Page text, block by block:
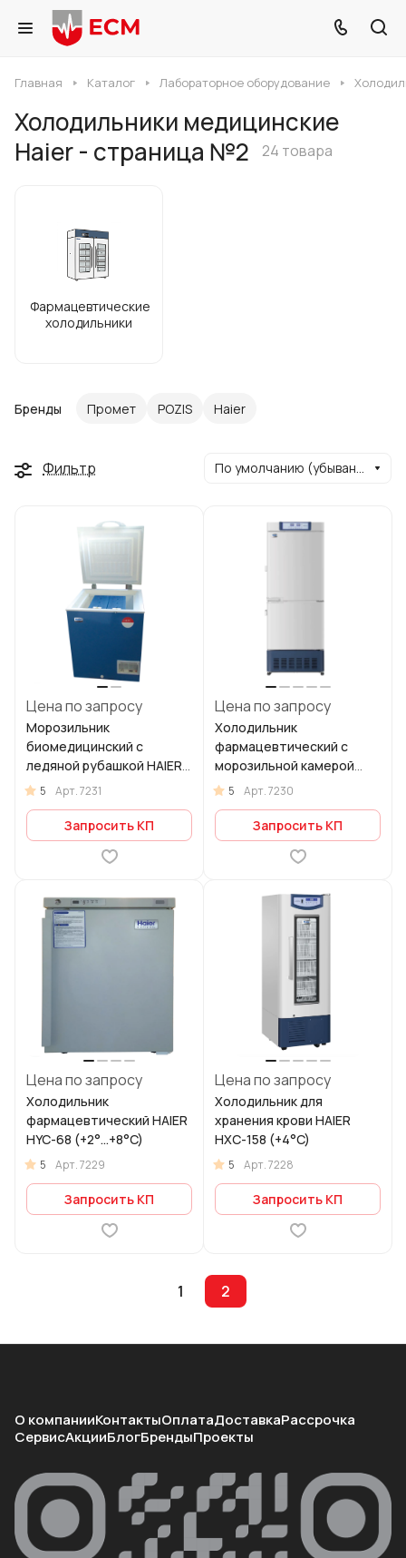
Главная Каталог Лабораторное оборудование
Холодильники медицинские
Haier - страница №2
24 товара
Фармацевтические
холодильники
Бренды Промет POZIS Haier
Фильтр По умолчанию (убывание)
Цена по запросу
Морозильник
биомедицинский с
ледяной рубашкой HAIER
HBD–116 (-15 ...-20°C)
5 Арт.7231
Запросить КП
Цена по запросу
Холодильник
фармацевтический с
морозильной камерой
Haier HYCD-282 (+2… +8°С
/ -10 … -40°С)
5 Арт.7230
Запросить КП
Цена по запросу
Холодильник
фармацевтический HAIER
HYC-68 (+2°...+8°C)
5 Арт.7229
Запросить КП
Цена по запросу
Холодильник для
хранения крови HAIER
HXC-158 (+4°C)
5 Арт.7228
Запросить КП
1 2
О компанииКонтактыОплатаДоставкаРассрочка
СервисАкцииБлогБрендыПроекты